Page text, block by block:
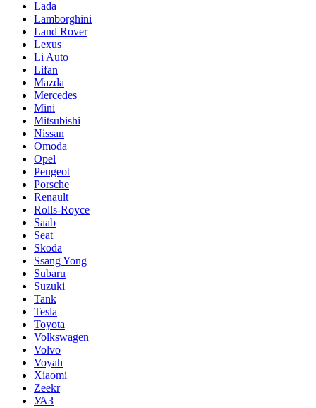
Lada
Lamborghini
Land Rover
Lexus
Li Auto
Lifan
Mazda
Mercedes
Mini
Mitsubishi
Nissan
Omoda
Opel
Peugeot
Porsche
Renault
Rolls-Royce
Saab
Seat
Skoda
Ssang Yong
Subaru
Suzuki
Tank
Tesla
Toyota
Volkswagen
Volvo
Voyah
Xiaomi
Zeekr
УАЗ